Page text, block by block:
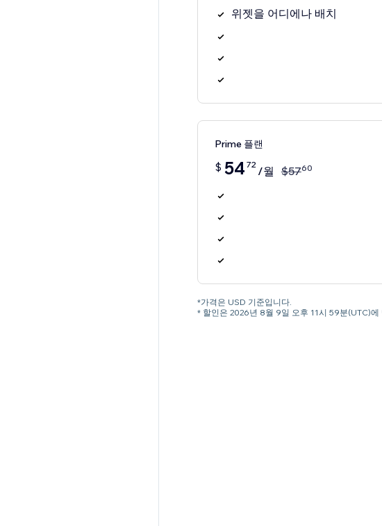
위젯을 어디에나 배치
Prime 플랜
$ 54 72 /월 $5760
*가격은 USD 기준입니다.
* 할인은 2026년 8월 9일 오후 11시 59분(UTC)